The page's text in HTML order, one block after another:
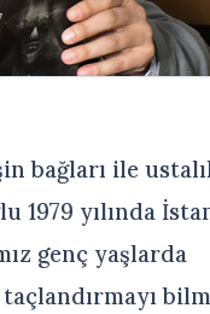
bağları ile
yılında
genç yaşlarda